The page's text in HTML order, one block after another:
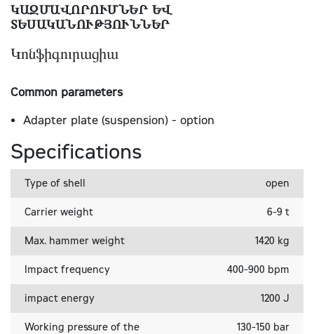
ԿԱԶՄԱՎՈՐՈՒՄՆԵՐ ԵՎ
ՏԵՍԱԿԱՆՈՒԹՅՈՒՆՆԵՐ
Կոնֆիգուրացիա
Common parameters
Adapter plate (suspension) - option
Specifications
Type of shell open
Carrier weight 6-9 t
Max. hammer weight 1420 kg
Impact frequency 400-900 bpm
impact energy 1200 J
Working pressure of the
130-150 bar